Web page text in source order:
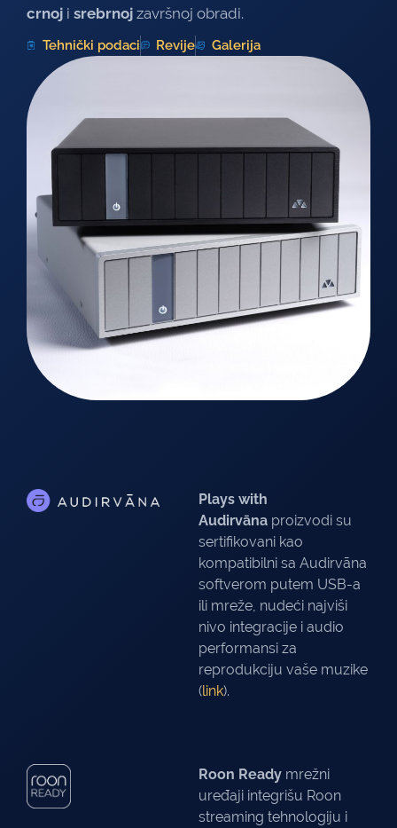
crnoj i srebrnoj završnoj obradi.
Tehnički podaci Revije Galerija
Plays with
Audirvāna proizvodi su
sertifikovani kao
kompatibilni sa Audirvāna
softverom putem USB-a
ili mreže, nudeći najviši
nivo integracije i audio
performansi za
reprodukciju vaše muzike
(link).
Roon Ready mrežni
uređaji integrišu Roon
streaming tehnologiju i